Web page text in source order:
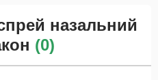
назальний
(0)